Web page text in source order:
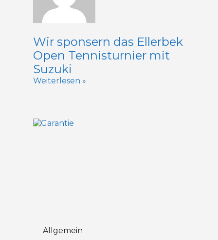
Wir sponsern das Ellerbek
Open Tennisturnier mit
Suzuki
Weiterlesen »
Allgemein